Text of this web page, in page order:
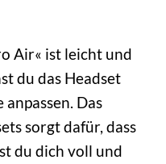
Air« ist leicht und
du das Headset
Das
sorgt dafür, dass
du dich voll und